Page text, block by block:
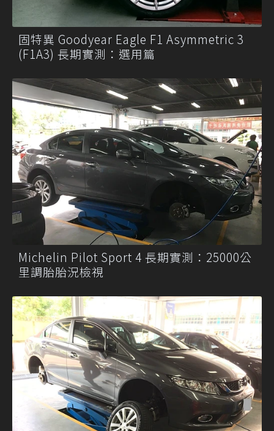
固特異 Goodyear Eagle F1 Asymmetric 3
(F1A3) 長期實測：選用篇
Michelin Pilot Sport 4 長期實測：25000公
里調胎胎況檢視